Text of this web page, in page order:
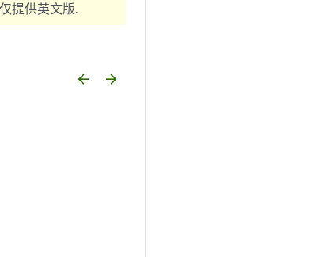
提供英文版.
arrow_backward arrow_forward